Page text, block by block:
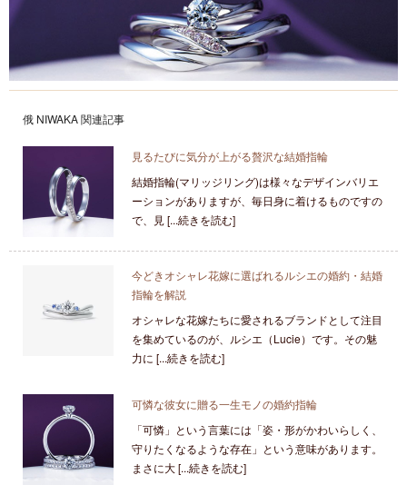
俄 NIWAKA 関連記事
見るたびに気分が上がる贅沢な結婚指輪
結婚指輪(マリッジリング)は様々なデザインバリエ
ーションがありますが、毎日身に着けるものですの
で、見 [...続きを読む]
今どきオシャレ花嫁に選ばれるルシエの婚約・結婚
指輪を解説
オシャレな花嫁たちに愛されるブランドとして注目
を集めているのが、ルシエ（Lucie）です。その魅
力に [...続きを読む]
可憐な彼女に贈る一生モノの婚約指輪
「可憐」という言葉には「姿・形がかわいらしく、
守りたくなるような存在」という意味があります。
まさに大 [...続きを読む]